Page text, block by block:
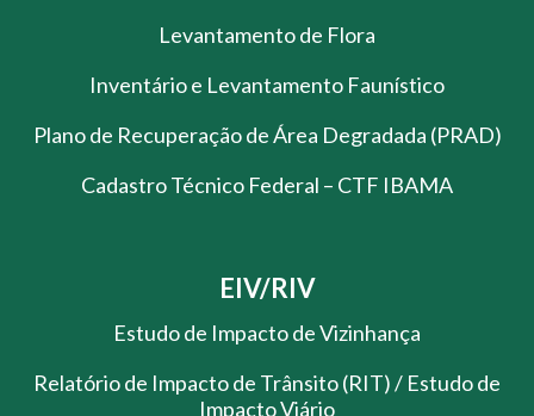
Levantamento de Flora
Inventário e Levantamento Faunístico
Plano de Recuperação de Área Degradada (PRAD)
Cadastro Técnico Federal – CTF IBAMA
EIV/RIV
Estudo de Impacto de Vizinhança
Relatório de Impacto de Trânsito (RIT) / Estudo de
Impacto Viário